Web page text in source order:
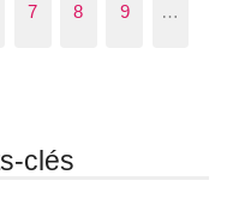
7 8 9 …
clés